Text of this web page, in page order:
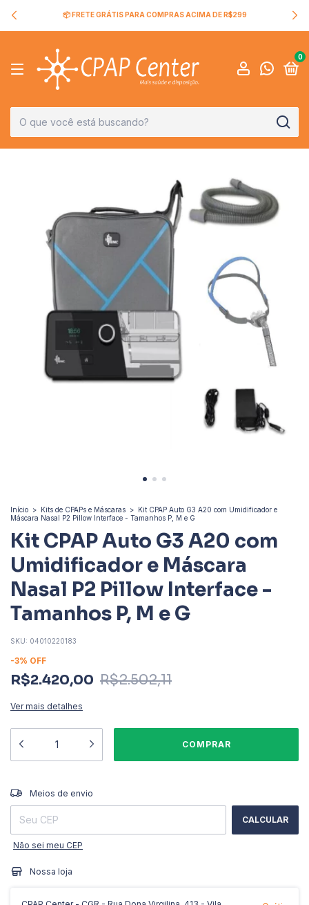
📦 FRETE GRÁTIS PARA COMPRAS ACIMA DE R$299
0
Início > Kits de CPAPs e Máscaras > Kit CPAP Auto G3 A20 com Umidificador e
Máscara Nasal P2 Pillow Interface - Tamanhos P, M e G
Kit CPAP Auto G3 A20 com
Umidificador e Máscara
Nasal P2 Pillow Interface -
Tamanhos P, M e G
SKU: 04010220183
-3% OFF
R$2.420,00 R$2.502,11
Ver mais detalhes
Entregas para o CEP:
Meios de envio
CALCULAR
Não sei meu CEP
Nossa loja